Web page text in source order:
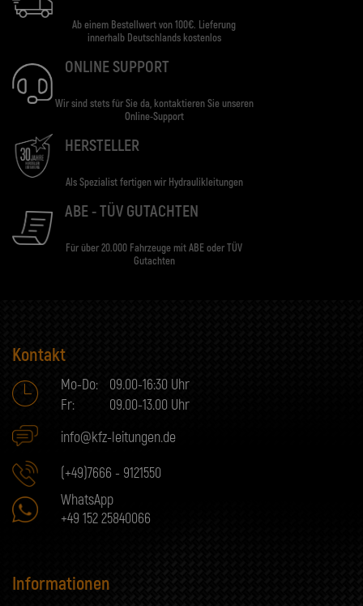
Ab einem Bestellwert von 100€. Lieferung
innerhalb Deutschlands kostenlos
ONLINE SUPPORT
Wir sind stets für Sie da, kontaktieren Sie unseren
Online-Support
HERSTELLER
Als Spezialist fertigen wir Hydraulikleitungen
ABE - TÜV GUTACHTEN
Für über 20.000 Fahrzeuge mit ABE oder TÜV
Gutachten
Kontakt
Mo-Do:
09.00-16:30 Uhr
Fr:
09.00-13.00 Uhr
info@kfz-leitungen.de
(+49)7666 - 9121550
WhatsApp
+49 152 25840066
Informationen